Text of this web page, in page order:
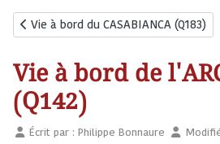
Article précédent : Vie à bord du
Vie à bord du CASABIANCA (Q183)
Vie à bord de
(Q142)
Écrit par :Philippe Bonnaure